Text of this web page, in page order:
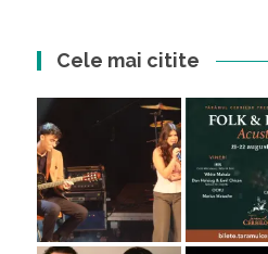
Cele mai citite